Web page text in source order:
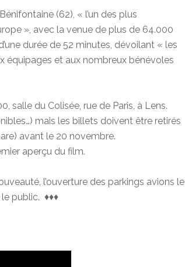
(62), « l’un des plus
», avec la venue de plus de 64.000
durée de 52 minutes, dévoilant « les
équipages et aux nombreux bénévoles
salle du Colisée, rue de Paris, à Lens.
mais les billets doivent être retirés
avant le 20 novembre.
aperçu du film.
l’ouverture des parkings avions le
public. ♦♦♦